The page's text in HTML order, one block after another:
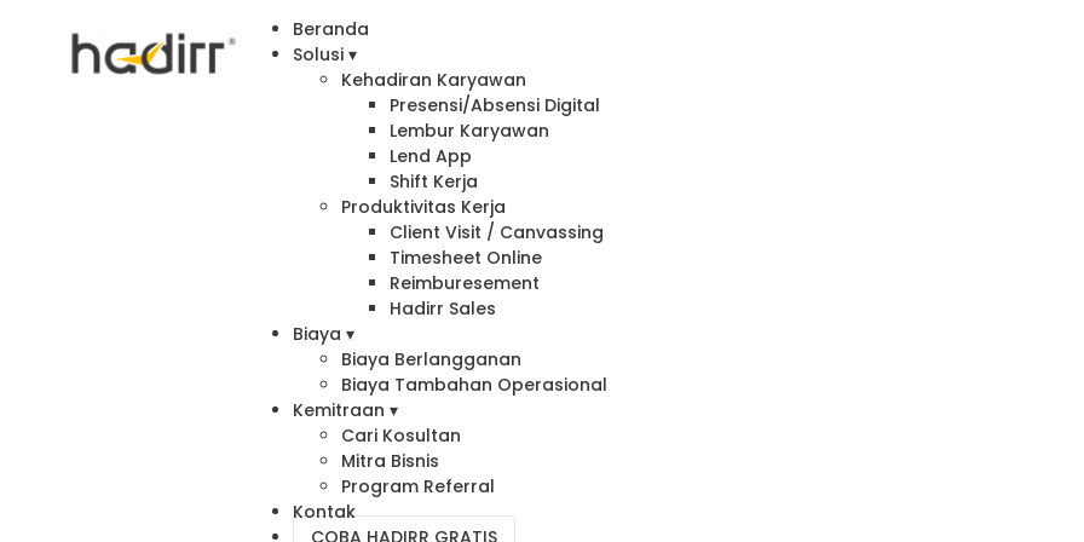
Beranda
Solusi ▾
Kehadiran Karyawan
Presensi/Absensi Digital
Lembur Karyawan
Lend App
Shift Kerja
Produktivitas Kerja
Client Visit / Canvassing
Timesheet Online
Reimburesement
Hadirr Sales
Biaya ▾
Biaya Berlangganan
Biaya Tambahan Operasional
Kemitraan ▾
Cari Kosultan
Mitra Bisnis
Program Referral
Kontak
COBA HADIRR GRATIS